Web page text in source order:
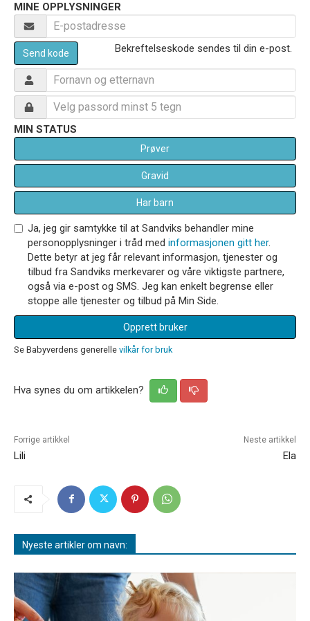
MINE OPPLYSNINGER
Send kode Bekreftelseskode sendes til din e-post.
MIN STATUS
Prøver
Gravid
Har barn
Ja, jeg gir samtykke til at Sandviks behandler mine
personopplysninger i tråd med informasjonen gitt her.
Dette betyr at jeg får relevant informasjon, tjenester og
tilbud fra Sandviks merkevarer og våre viktigste partnere,
også via e-post og SMS. Jeg kan enkelt begrense eller
stoppe alle tjenester og tilbud på Min Side.
Opprett bruker
Se Babyverdens generelle vilkår for bruk
Hva synes du om artikkelen?
Forrige artikkel
Lili
Neste artikkel
Ela
Nyeste artikler om navn: